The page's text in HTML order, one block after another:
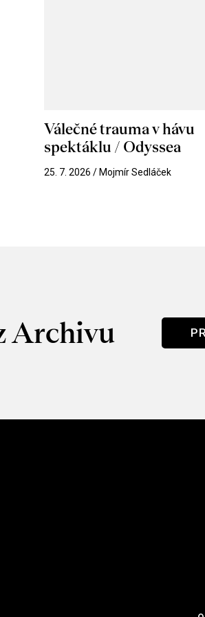
Válečné trauma v hávu
spektáklu / Odyssea
25. 7. 2026 / Mojmír Sedláček
Archivu